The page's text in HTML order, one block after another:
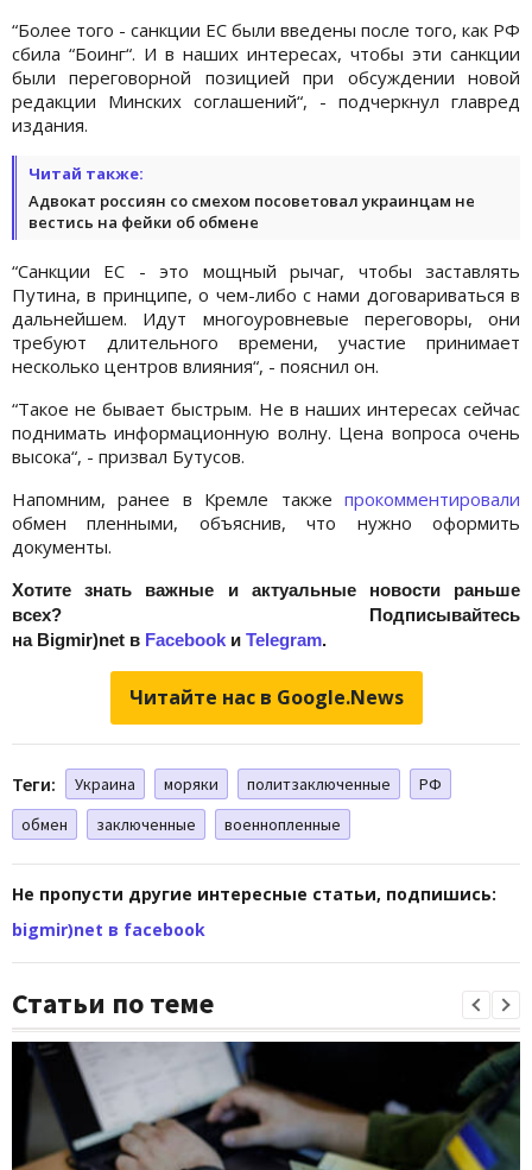
“Более того - санкции ЕС были введены после того, как РФ
сбила “Боинг“. И в наших интересах, чтобы эти санкции
были переговорной позицией при обсуждении новой
редакции Минских соглашений“, - подчеркнул главред
издания.
Читай также:
Адвокат россиян со смехом посоветовал украинцам не
вестись на фейки об обмене
“Санкции ЕС - это мощный рычаг, чтобы заставлять
Путина, в принципе, о чем-либо с нами договариваться в
дальнейшем. Идут многоуровневые переговоры, они
требуют длительного времени, участие принимает
несколько центров влияния“, - пояснил он.
“Такое не бывает быстрым. Не в наших интересах сейчас
поднимать информационную волну. Цена вопроса очень
высока“, - призвал Бутусов.
Напомним, ранее в Кремле также прокомментировали
обмен пленными, объяснив, что нужно оформить
документы.
Хотите знать важные и актуальные новости раньше
всех? Подписывайтесь
на Bigmir)net в Facebook и Telegram.
Читайте нас в Google.News
Теги: Украина моряки политзаключенные
РФ
обмен
заключенные военнопленные
Не пропусти другие интересные статьи, подпишись:
bigmir)net в facebook
Статьи по теме